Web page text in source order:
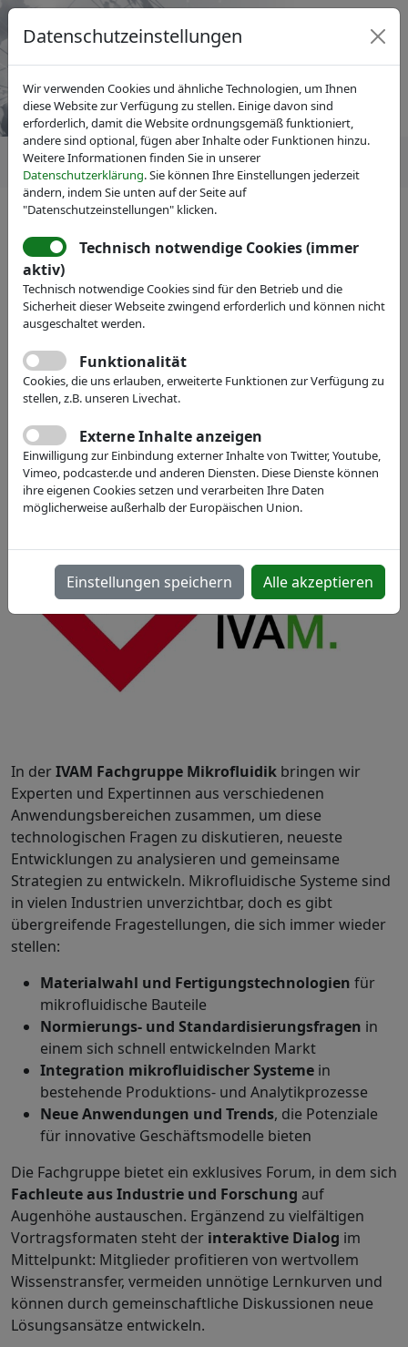
IVAM Fachverband für Mikrotechnik
Veranstaltungen
IVAM-Fachgruppe Mikrofluidik
Arbeitsgruppentreffen
03.09.2025, 15:00 - 16:00
Zoom-Meeting
In derIVAM Fachgruppe Mikrofluidik bringen wir
Experten und Expertinnen aus verschiedenen
Anwendungsbereichen zusammen, um diese
technologischen Fragen zu diskutieren, neueste
Entwicklungen zu analysieren und gemeinsame
Strategien zu entwickeln. Mikrofluidische Systeme sind
in vielen Industrien unverzichtbar, doch es gibt
übergreifende Fragestellungen, die sich immer wieder
stellen:
Materialwahl und Fertigungstechnologien für
mikrofluidische Bauteile
Normierungs- und Standardisierungsfragen in
einem sich schnell entwickelnden Markt
Integration mikrofluidischer Systeme in
bestehende Produktions- und Analytikprozesse
Neue Anwendungen und Trends, die Potenziale
für innovative Geschäftsmodelle bieten
Die Fachgruppe bietet ein exklusives Forum, in dem sich
Fachleute aus Industrie und Forschung auf
Augenhöhe austauschen. Ergänzend zu vielfältigen
Vortragsformaten steht der interaktive Dialog im
Mittelpunkt: Mitglieder profitieren von wertvollem
Wissenstransfer, vermeiden unnötige Lernkurven und
können durch gemeinschaftliche Diskussionen neue
Lösungsansätze entwickeln.
Datenschutzeinstellungen
Wir verwenden Cookies und ähnliche Technologien, um Ihnen
diese Website zur Verfügung zu stellen. Einige davon sind
erforderlich, damit die Website ordnungsgemäß funktioniert,
andere sind optional, fügen aber Inhalte oder Funktionen hinzu.
Weitere Informationen finden Sie in unserer
Datenschutzerklärung. Sie können Ihre Einstellungen jederzeit
ändern, indem Sie unten auf der Seite auf
"Datenschutzeinstellungen" klicken.
Technisch notwendige Cookies (immer
aktiv)
Technisch notwendige Cookies sind für den Betrieb und die
Sicherheit dieser Webseite zwingend erforderlich und können nicht
ausgeschaltet werden.
Funktionalität
Cookies, die uns erlauben, erweiterte Funktionen zur Verfügung zu
stellen, z.B. unseren Livechat.
Externe Inhalte anzeigen
Einwilligung zur Einbindung externer Inhalte von Twitter, Youtube,
Vimeo, podcaster.de und anderen Diensten. Diese Dienste können
ihre eigenen Cookies setzen und verarbeiten Ihre Daten
möglicherweise außerhalb der Europäischen Union.
Einstellungen speichern Alle akzeptieren